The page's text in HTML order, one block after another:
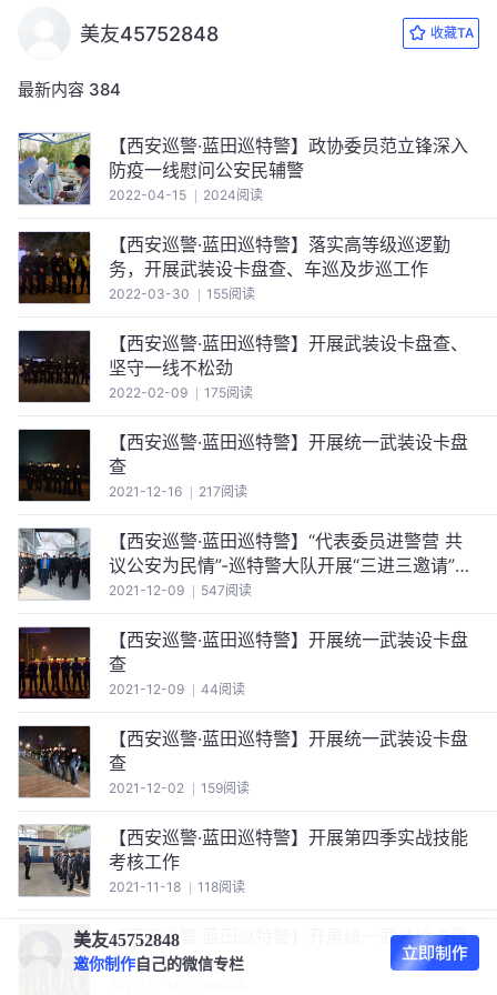
美友45752848 收藏TA
最新内容 384
【西安巡警·蓝田巡特警】政协委员范立锋深入
防疫一线慰问公安民辅警
2022-04-15 2024阅读
【西安巡警·蓝田巡特警】落实高等级巡逻勤
务，开展武装设卡盘查、车巡及步巡工作
2022-03-30 155阅读
【西安巡警·蓝田巡特警】开展武装设卡盘查、
坚守一线不松劲
2022-02-09 175阅读
【西安巡警·蓝田巡特警】开展统一武装设卡盘
查
2021-12-16 217阅读
【西安巡警·蓝田巡特警】“代表委员进警营 共
议公安为民情”-巡特警大队开展“三进三邀请”主
题宣传活动
2021-12-09 547阅读
【西安巡警·蓝田巡特警】开展统一武装设卡盘
查
2021-12-09 44阅读
【西安巡警·蓝田巡特警】开展统一武装设卡盘
查
2021-12-02 159阅读
【西安巡警·蓝田巡特警】开展第四季实战技能
考核工作
2021-11-18 118阅读
【西安巡警·蓝田巡特警】开展统一武装设卡盘
查
美友45752848
邀你制作 自己的微信专栏